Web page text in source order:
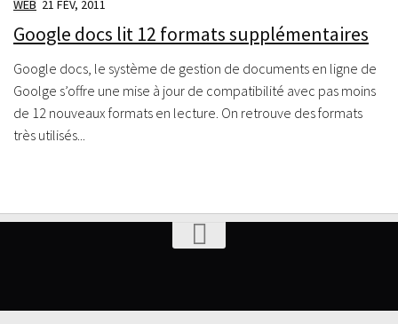
WEB 21 FÉV, 2011
Google docs lit 12 formats supplémentaires
Google docs, le système de gestion de documents en ligne de
Goolge s’offre une mise à jour de compatibilité avec pas moins
de 12 nouveaux formats en lecture. On retrouve des formats
très utilisés...